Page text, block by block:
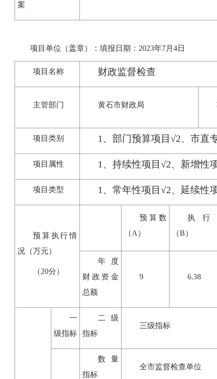
案
项目单位（盖章）：填报日期：2023年7月4日
项目名称 财政监督检查
主管部门 黄石市财政局
项目类别 1、部门预算项目√2、市直
项目属性 1、持续性项目√2、新增性
项目类型 1、常年性项目√2、延
预算执行情
况（万元）
（20分）
预算数
（A）
执行
（B）
年度
财政资金
总额
9 6.38
一
级指标
二级
指标
三级指标
数量
指标
全市监督检查单位